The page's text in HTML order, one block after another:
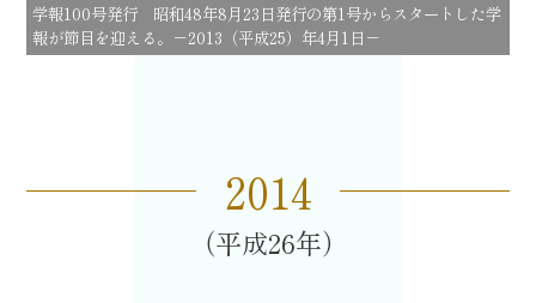
新石垣空港看板設置（本学卒業生ミュージシャン 下地勇さん／ミュ
ージシャン モンゴル800上江洌清作さん）2014年沖縄広告賞受
賞 －2013（平成25）3月7日－
2014
平成26